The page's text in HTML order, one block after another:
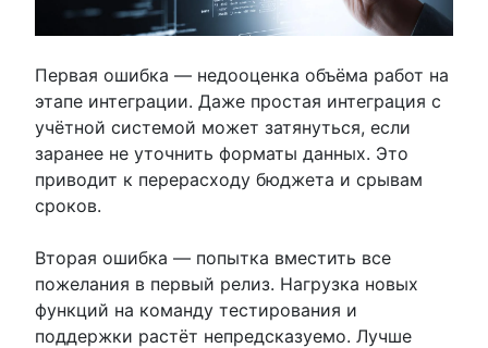
Первая ошибка — недооценка объёма работ на
этапе интеграции. Даже простая интеграция с
учётной системой может затянуться, если
заранее не уточнить форматы данных. Это
приводит к перерасходу бюджета и срывам
сроков.
Вторая ошибка — попытка вместить все
пожелания в первый релиз. Нагрузка новых
функций на команду тестирования и
поддержки растёт непредсказуемо. Лучше